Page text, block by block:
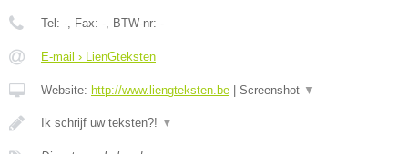
Tel: -, Fax: -, BTW-nr: -
E-mail › LienGteksten
Website: http://www.liengteksten.be Screenshot ▼
Ik schrijf uw teksten?! ▼